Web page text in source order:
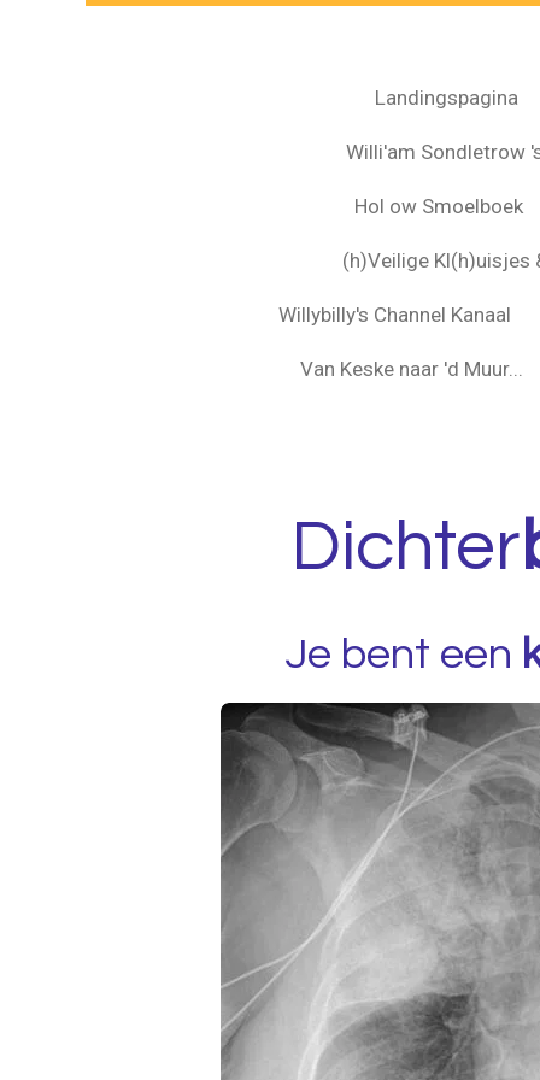
Landingspagina
Willi'am Sondletrow
Hol ow Smoelboek
(h)Veilige Kl(h)uisjes
Willybilly's Channel Kanaal
Van Keske naar 'd Muur...
Dichter
Je bent een